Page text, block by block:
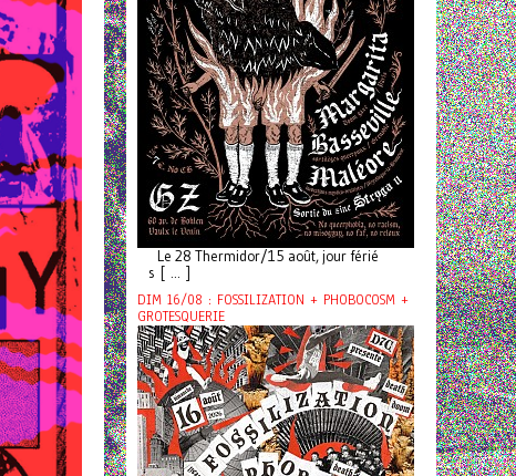
Le 28 Thermidor/15 août, jour férié
s [ ... ]
DIM 16/08 : FOSSILIZATION + PHOBOCOSM +
GROTESQUERIE